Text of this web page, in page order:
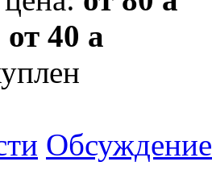
от 40 a
Обсуждение